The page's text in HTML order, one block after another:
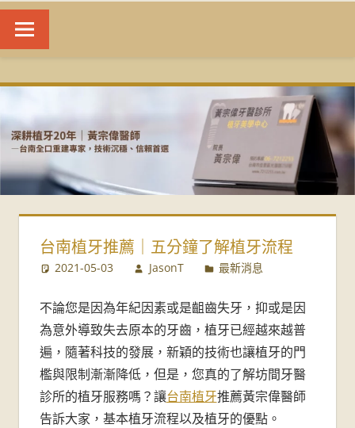
台
南
植
牙
|
黃
宗
偉
牙
醫
台南植牙推薦｜五分鐘了解植牙流程
2021-05-03 JasonT 最新消息
不論您是因為年紀因素或是齟齒失牙，抑或是因
為意外導致失去原本的牙齒，植牙已經越來越普
遍，隨著科技的發展，新穎的技術也讓植牙的門
檻與限制漸漸降低，但是，您真的了解坊間牙醫
診所的植牙服務嗎？讓台南植牙推薦黃宗偉醫師
告訴大家，基本植牙流程以及植牙的優點。